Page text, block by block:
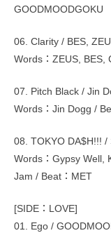
GOODMOODGOKU
06. Clarity / BES,
Words：ZEUS, BES,
07. Pitch Black / Jin
Words：Jin Dogg /
08. TOKYO DA$H!!! /
Words：Gypsy Well,
Jam / Beat：MET
[SIDE：LOVE]
01. Ego /